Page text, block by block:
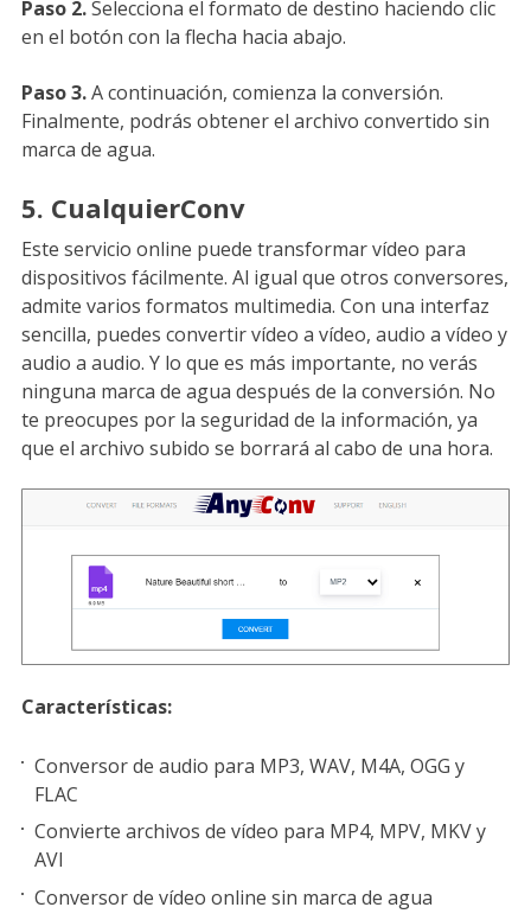
Paso 2.Selecciona el formato de destino haciendo clic
en el botón con la flecha hacia abajo.
Paso 3.A continuación, comienza la conversión.
Finalmente, podrás obtener el archivo convertido sin
marca de agua.
5. CualquierConv
Este servicio online puede transformar vídeo para
dispositivos fácilmente. Al igual que otros conversores,
admite varios formatos multimedia. Con una interfaz
sencilla, puedes convertir vídeo a vídeo, audio a vídeo y
audio a audio. Y lo que es más importante, no verás
ninguna marca de agua después de la conversión. No
te preocupes por la seguridad de la información, ya
que el archivo subido se borrará al cabo de una hora.
Características:
Conversor de audio para MP3, WAV, M4A, OGG y
FLAC
Convierte archivos de vídeo para MP4, MPV, MKV y
AVI
Conversor de vídeo online sin marca de agua